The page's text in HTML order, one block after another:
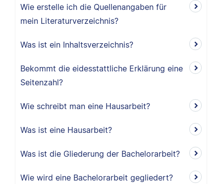
Wie erstelle ich die Quellenangaben für
mein Literaturverzeichnis?
Was ist ein Inhaltsverzeichnis?
Bekommt die eidesstattliche Erklärung eine
Seitenzahl?
Wie schreibt man eine Hausarbeit?
Was ist eine Hausarbeit?
Was ist die Gliederung der Bachelorarbeit?
Wie wird eine Bachelorarbeit gegliedert?